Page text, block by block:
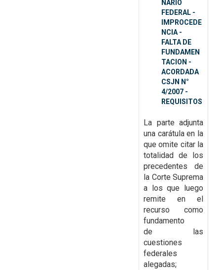
NARIO
FEDERAL -
IMPROCEDE
NCIA -
FALTA DE
FUNDAMEN
TACION -
ACORDADA
CSJN N°
4/2007 -
REQUISITOS
La parte adjunta
una carátula en la
que omite citar la
totalidad de
los
precedentes de
la Corte Suprema
a los que luego
remite en el
recurso como
fundamento
de
las
cuestiones
federales
alegadas;